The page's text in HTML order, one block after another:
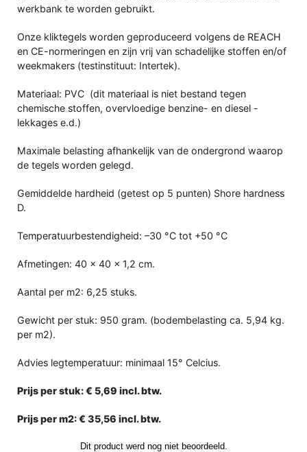
werkbank te worden gebruikt.
Onze kliktegels worden geproduceerd volgens de REACH
en CE-normeringen en zijn vrij van schadelijke stoffen en/of
weekmakers (testinstituut: Intertek).
Materiaal: PVC (dit materiaal is niet bestand tegen
chemische stoffen, overvloedige benzine- en diesel -
lekkages e.d.)
Maximale belasting afhankelijk van de ondergrond waarop
de tegels worden gelegd.
Gemiddelde hardheid (getest op 5 punten) Shore hardness
D.
Temperatuurbestendigheid: –30 °C tot +50 °C
Afmetingen: 40 x 40 x 1,2 cm.
Aantal per m2: 6,25 stuks.
Gewicht per stuk: 950 gram. (bodembelasting ca. 5,94 kg.
per m2).
Advies legtemperatuur: minimaal 15° Celcius.
Prijs per stuk: € 5,69 incl. btw.
Prijs per m2: € 35,56 incl. btw.